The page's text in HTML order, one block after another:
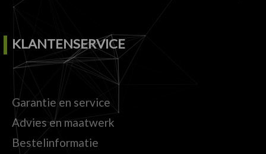
KLANTENSERVICE
Garantie en service
Advies en maatwerk
Bestelinformatie